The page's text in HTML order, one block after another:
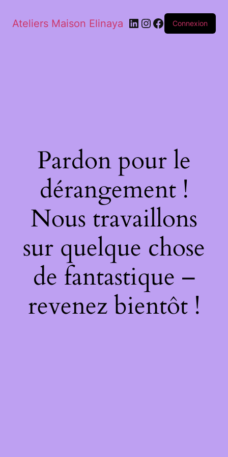
Ateliers Maison Elinaya Connexion
Pardon pour le
dérangement !
Nous travaillons
sur quelque chose
de fantastique –
revenez bientôt !